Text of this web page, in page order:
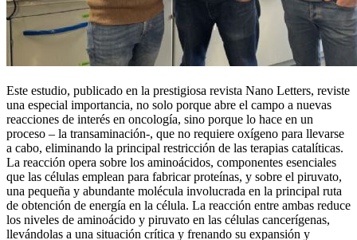
Este estudio, publicado en la prestigiosa revista Nano Letters, reviste
una especial importancia, no solo porque abre el campo a nuevas
reacciones de interés en oncología, sino porque lo hace en un
proceso – la transaminación-, que no requiere oxígeno para llevarse
a cabo, eliminando la principal restricción de las terapias catalíticas.
La reacción opera sobre los aminoácidos, componentes esenciales
que las células emplean para fabricar proteínas, y sobre el piruvato,
una pequeña y abundante molécula involucrada en la principal ruta
de obtención de energía en la célula. La reacción entre ambas reduce
los niveles de aminoácido y piruvato en las células cancerígenas,
llevándolas a una situación crítica y frenando su expansión y